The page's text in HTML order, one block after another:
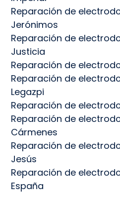
Reparación de
Jerónimos
Reparación de
Justicia
Reparación de
Reparación de
Legazpi
Reparación de
Reparación de
Cármenes
Reparación de
Jesús
Reparación de
España